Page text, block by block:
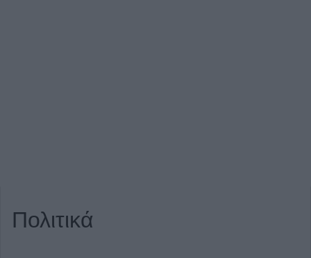
Πολιτικά